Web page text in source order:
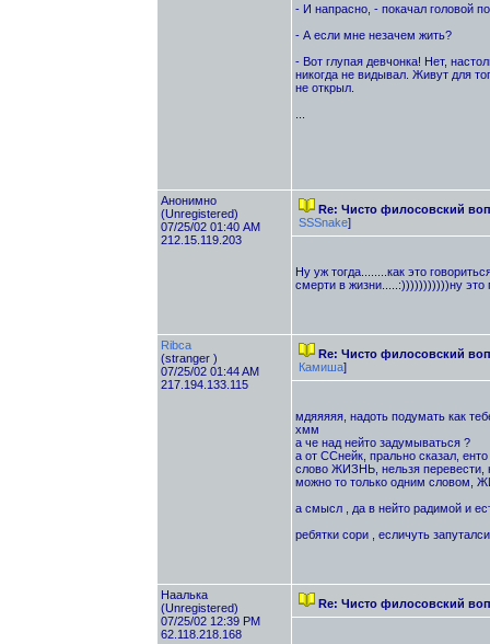
- И напрасно, - покачал головой
- А если мне незачем жить?
- Вот глупая девчонка! Нет,
никогда не видывал. Живут для
не открыл.
Анонимно
(Unregistered)
07/25/02 01:40 AM
212.15.119.203
Re: Чисто филосовский
SSSnake]
Ну уж тогда........как это
смерти в жизни.....:)))))))))))ну это
Ribca
(stranger )
07/25/02 01:44 AM
217.194.133.115
Re: Чисто филосовский
Камиша]
мдяяяяя, надоть подумать как
хмм
а че над нейто задумываться ?
а от ССнейк, прально сказал,
слово ЖИЗНЬ, нельзя перевести,
можно то только одним словом,
а смысл , да в нейто радимой и
ребятки сори , есличуть
Наалька
(Unregistered)
07/25/02 12:39 PM
62.118.218.168
Re: Чисто филосовский